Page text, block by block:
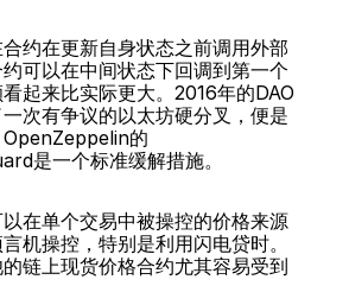
约在更新自身状态之前调用外部
可以在中间状态下回调到第一个
起来比实际更大。2016年的DAO
次有争议的以太坊硬分叉，便是
的
是一个标准缓解措施。
在单个交易中被操控的价格来源
机操控，特别是利用闪电贷时。
链上现货价格合约尤其容易受到